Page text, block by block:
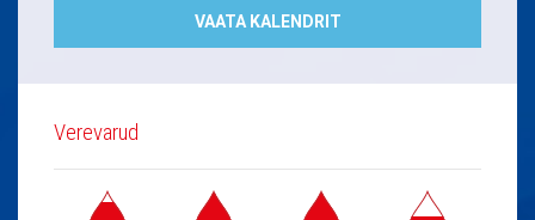
VAATA KALENDRIT
Verevarud